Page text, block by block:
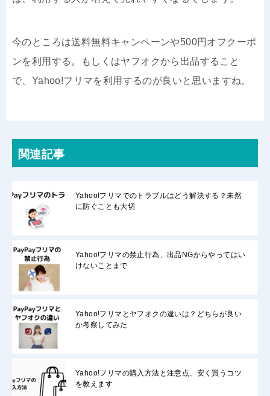
今のところは送料無料キャンペーンや500円オフクーポ
ンを利用する。もしくはヤフオクから出品すること
で、Yahoo!フリマを利用するのが良いと思いますね。
関連記事
Yahoo!フリマでのトラブルはどう解決する？未然
に防ぐことも大切
Yahoo!フリマの禁止行為、出品NGからやってはい
けないことまで
Yahoo!フリマとヤフオクの違いは？どちらが良い
か考察してみた
Yahoo!フリマの購入方法と注意点、安く買うコツ
を教えます